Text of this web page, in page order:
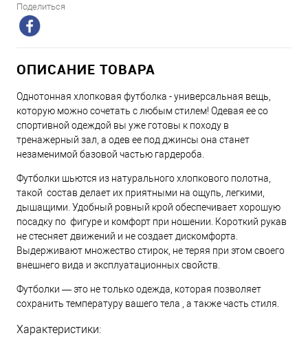
Поделиться
ОПИСАНИЕ ТОВАРА
Однотонная хлопковая футболка - универсальная вещь,
которую можно сочетать с любым стилем! Одевая ее со
спортивной одеждой вы уже готовы к походу в
тренажерный зал, а одев ее под джинсы она станет
незаменимой базовой частью гардероба.
Футболки шьются из натурального хлопкового полотна,
такой состав делает их приятными на ощупь, легкими,
дышащими. Удобный ровный крой обеспечивает хорошую
посадку по фигуре и комфорт при ношении. Короткий рукав
не стесняет движений и не создает дискомфорта.
Выдерживают множество стирок, не теряя при этом своего
внешнего вида и эксплуатационных свойств.
Футболки — это не только одежда, которая позволяет
сохранить температуру вашего тела , а также часть стиля.
Характеристики: